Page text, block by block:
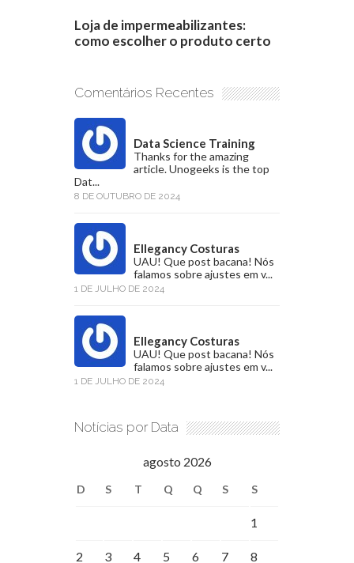
Loja de impermeabilizantes:
como escolher o produto certo
Comentários Recentes
Data Science Training
Thanks for the amazing
article. Unogeeks is the top
Dat...
8 DE OUTUBRO DE 2024
Ellegancy Costuras
UAU! Que post bacana! Nós
falamos sobre ajustes em v...
1 DE JULHO DE 2024
Ellegancy Costuras
UAU! Que post bacana! Nós
falamos sobre ajustes em v...
1 DE JULHO DE 2024
Notícias por Data
agosto 2026
D S T Q Q S S
1
2 3 4 5 6 7 8